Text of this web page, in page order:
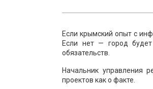
Если крымский опыт с
Если нет — город
обязательств.
Начальник управления
проектов как о факте.